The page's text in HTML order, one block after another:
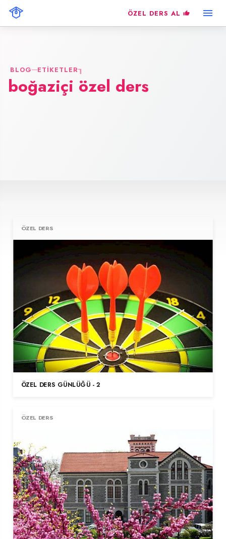
ÖZEL DERS AL
BLOG ETIKETLER
boğaziçi özel ders
ÖZEL DERS
ÖZEL DERS GÜNLÜĞÜ - 2
ÖZEL DERS